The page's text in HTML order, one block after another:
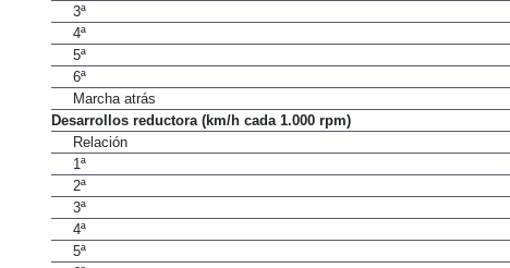
3ª
4ª
5ª
6ª
Marcha atrás
Desarrollos reductora (km/h cada 1.000 rpm)
Relación
1ª
2ª
3ª
4ª
5ª